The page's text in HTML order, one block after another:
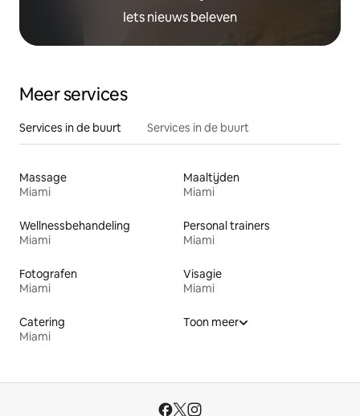
Iets nieuws beleven
Meer services
Services in de buurt Services in de buurt
Massage
Miami
Maaltijden
Miami
Wellnessbehandeling
Miami
Personal trainers
Miami
Fotografen
Miami
Visagie
Miami
Catering
Miami
Toon meer